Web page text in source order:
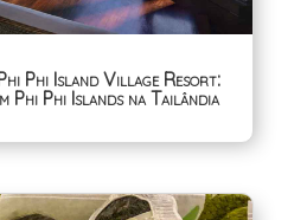
Phi Island Village Resort:
Phi Phi Islands na Tailândia